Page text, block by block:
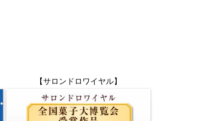
【サロンドロワイヤル】